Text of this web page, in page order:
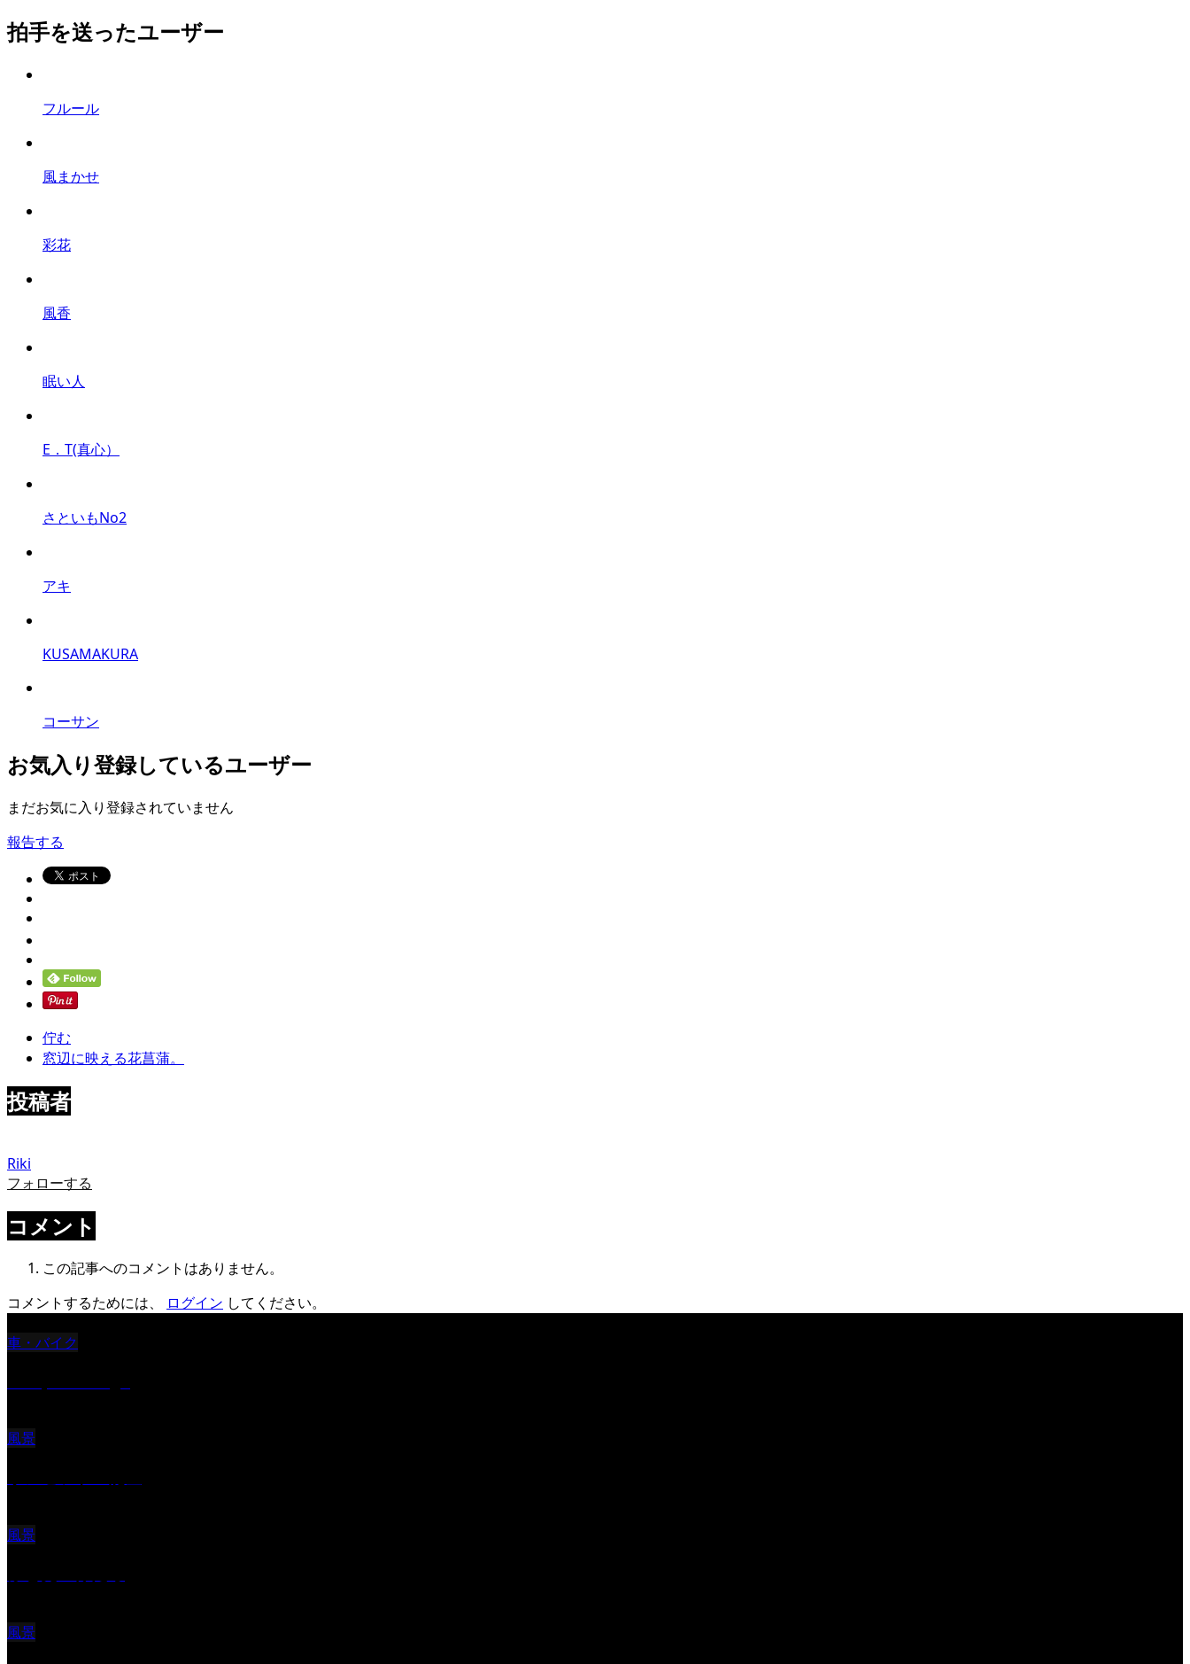
拍手を送ったユーザー
フルール
風まかせ
彩花
風香
眠い人
E．T(真心）
さといもNo2
アキ
KUSAMAKURA
コーサン
お気入り登録しているユーザー
まだお気に入り登録されていません
報告する
佇む
窓辺に映える花菖蒲。
投稿者
Riki
フォローする
コメント
この記事へのコメントはありません。
コメントするためには、
ログイン してください。
車・バイク
風景
風景
風景